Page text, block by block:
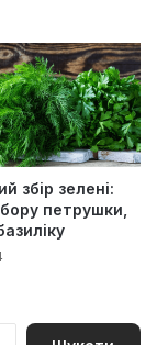
збір зелені:
петрушки,
П